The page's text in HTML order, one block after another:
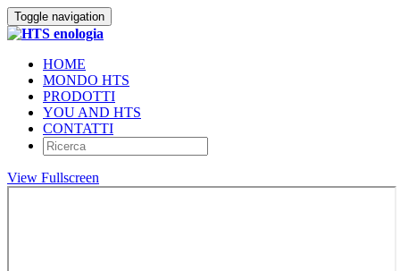
Toggle navigation
HOME
MONDO HTS
PRODOTTI
YOU AND HTS
CONTATTI
View Fullscreen